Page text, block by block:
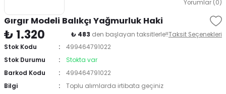
Yorumlar (0)
Gırgır Modeli Balıkçı Yağmurluk Haki
₺ 1.320 ₺ 483 den başlayan taksitlerle!!Taksit Seçenekleri
Stok Kodu
499464791022
Stok Durumu
Stokta var
Barkod Kodu
499464791022
Bilgi
Toplu alımlarda irtibata geçiniz